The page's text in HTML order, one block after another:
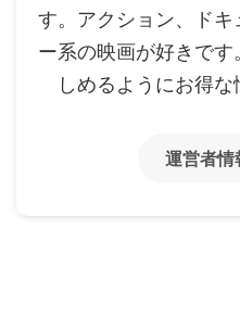
す。アクション、ドキ
ー系の映画が好きで
しめるようにお得な
運営者情